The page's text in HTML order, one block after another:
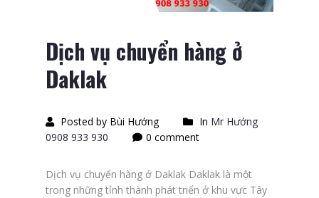
Dịch vụ chuyển hàng ở
Daklak
Posted by Bùi Hướng In Mr Hướng
0908 933 930
0 comment
Dịch vụ chuyển hàng ở Daklak Daklak là một
trong những tỉnh thành phát triển ở khu vực Tây